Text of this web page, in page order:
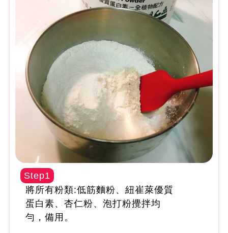
Step1
將所有粉類:低筋麵粉、紐崔萊優質
蛋白素、杏仁粉、泡打粉攪拌均
勻，備用。